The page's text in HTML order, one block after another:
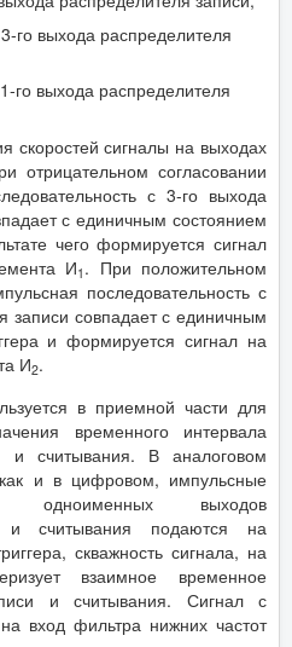
го выхода распределителя
го выхода распределителя
скоростей сигналы на выходах
отрицательном согласовании
с 3-го выхода
с единичным состоянием
чего формируется сигнал
И1 . При положительном
последовательность с
записи совпадает с единичным
и формируется сигнал на
И2.
в приемной части для
временного интервала
считывания. В аналоговом
и в цифровом, импульсные
с одноименных выходов
и считывания подаются на
скважность сигнала, на
взаимное временное
и считывания. Сигнал с
вход фильтра нижних частот